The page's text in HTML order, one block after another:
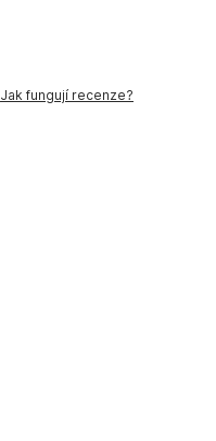
Jak fungují recenze?